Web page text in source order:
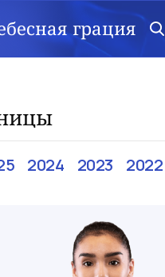
грация
2024 2023 2022